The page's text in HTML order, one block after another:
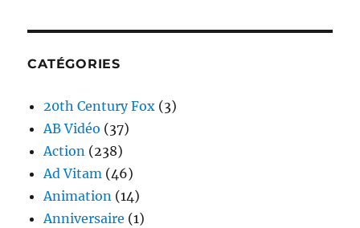
CATÉGORIES
20th Century Fox (3)
AB Vidéo (37)
Action (238)
Ad Vitam (46)
Animation (14)
Anniversaire (1)